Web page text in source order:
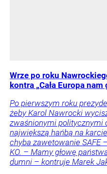
Wrze po roku
kontra „Cała Europa
Po pierwszym roku
żeby Karol Nawrocki
zwaśnionymi politycznymi
największą hańbą na
chyba zawetowanie SAFE
KO. – Mamy głowę
dumni – kontruje Marek